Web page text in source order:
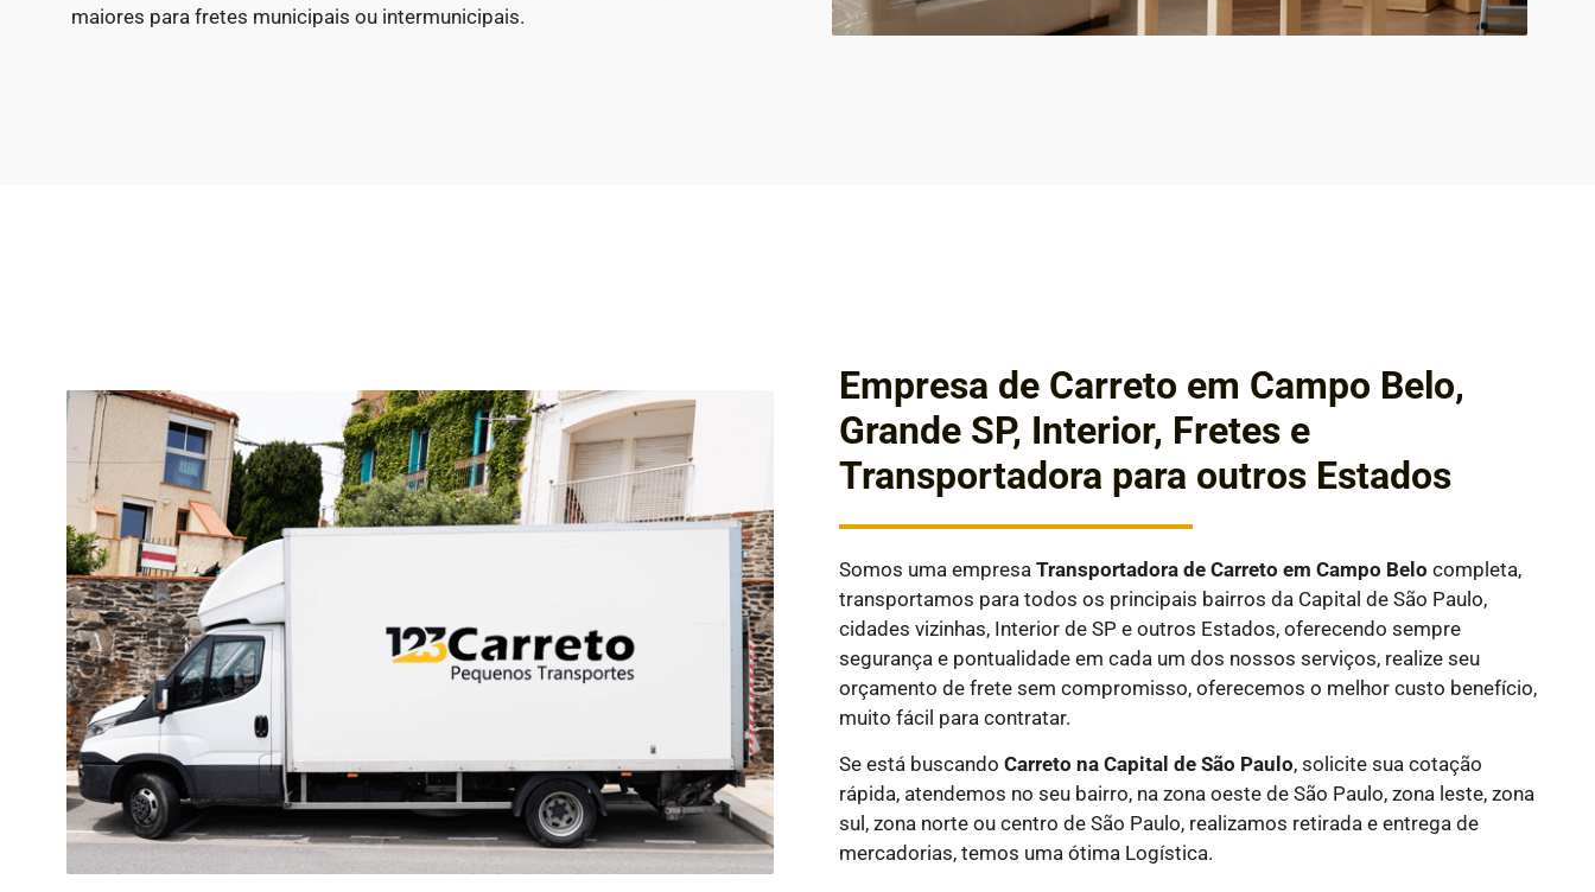
maiores para fretes municipais ou intermunicipais.
Empresa de Carreto em Campo Belo,
Grande SP, Interior, Fretes e
Transportadora para outros Estados
Somos uma empresaTransportadora de Carreto emCampo Belo completa,
transportamos para todos os principais bairros da Capital de São Paulo,
cidades vizinhas, Interior de SP e outros Estados, oferecendo sempre
segurança e pontualidade em cada um dos nossos serviços, realize seu
orçamento de frete sem compromisso, oferecemos o melhor custo benefício,
muito fácil para contratar.
Se está buscandoCarreto na Capital de São Paulo, solicite sua cotação
rápida, atendemos no seu bairro, na zona oeste de São Paulo, zona leste, zona
sul, zona norte ou centro de São Paulo, realizamos retirada e entrega de
mercadorias, temos uma ótima Logística.